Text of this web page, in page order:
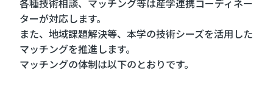
各種技術相談、マッチング等は産学連携コーディネー
ターが対応します。
また、地域課題解決等、本学の技術シーズを活用した
マッチングを推進します。
マッチングの体制は以下のとおりです。